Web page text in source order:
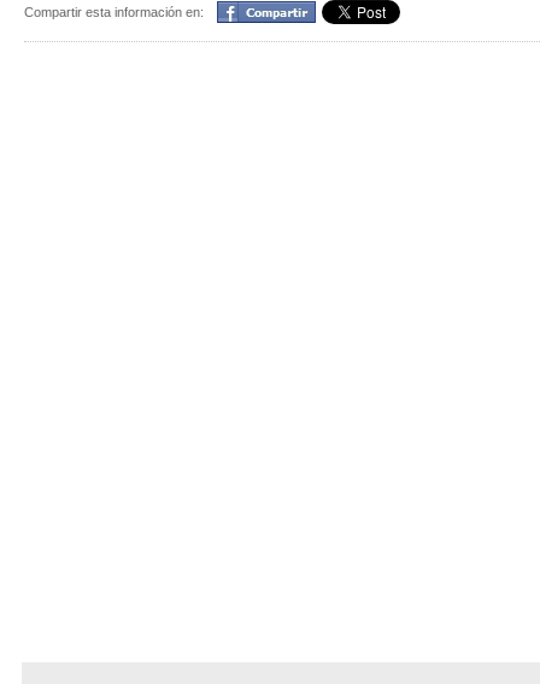
Compartir esta información en: Compartir